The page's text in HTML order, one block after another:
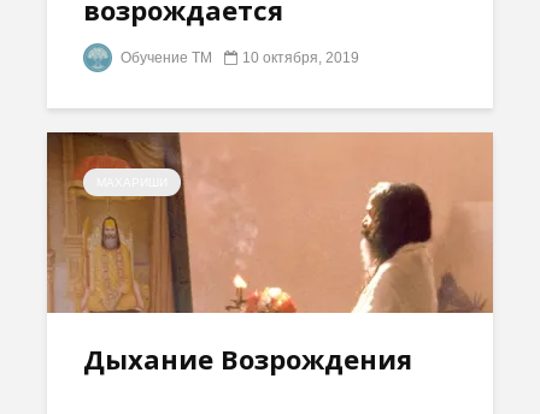
возрождается
Обучение ТМ 10 октября, 2019
Дыхание Возрождения